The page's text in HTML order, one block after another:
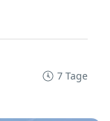
7 Tage